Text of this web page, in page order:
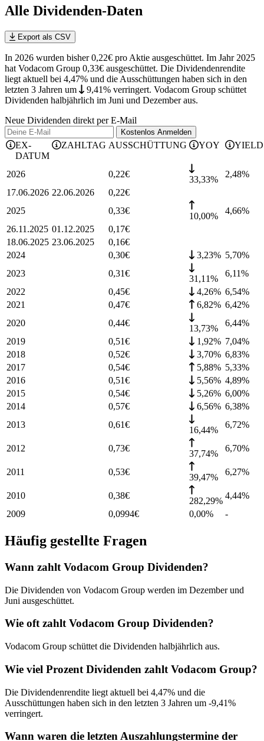
Alle Dividenden-Daten
Export als CSV
In 2026 wurden bisher 0,22€ pro Aktie ausgeschüttet. Im Jahr 2025
hat Vodacom Group 0,33€ ausgeschüttet. Die Dividendenrendite
liegt aktuell bei 4,47% und die Ausschüttungen haben sich in den
letzten 3 Jahren um 9,41% verringert. Vodacom Group schüttet
Dividenden halbjährlich im Juni und Dezember aus.
Neue Dividenden direkt per E-Mail
Kostenlos Anmelden
EX-
DATUM
ZAHLTAG AUSSCHÜTTUNG YOY YIELD
2026 0,22€
33,33%
2,48%
17.06.2026 22.06.2026 0,22€
2025
0,33€
10,00%
4,66%
26.11.2025 01.12.2025 0,17€
18.06.2025 23.06.2025 0,16€
2024
0,30€ 3,23% 5,70%
2023
0,31€
31,11%
6,11%
2022
0,45€ 4,26% 6,54%
2021
0,47€ 6,82% 6,42%
2020
0,44€
13,73%
6,44%
2019
0,51€ 1,92% 7,04%
2018
0,52€ 3,70% 6,83%
2017
0,54€ 5,88% 5,33%
2016
0,51€ 5,56% 4,89%
2015
0,54€ 5,26% 6,00%
2014
0,57€ 6,56% 6,38%
2013
0,61€
16,44%
6,72%
2012 0,73€
37,74%
6,70%
2011 0,53€
39,47%
6,27%
2010 0,38€
282,29%
4,44%
2009
0,0994€ 0,00% -
Häufig gestellte Fragen
Wann zahlt Vodacom Group Dividenden?
Die Dividenden von Vodacom Group werden im Dezember und
Juni ausgeschüttet.
Wie oft zahlt Vodacom Group Dividenden?
Vodacom Group schüttet die Dividenden halbjährlich aus.
Wie viel Prozent Dividenden zahlt Vodacom Group?
Die Dividendenrendite liegt aktuell bei 4,47% und die
Ausschüttungen haben sich in den letzten 3 Jahren um -9,41%
verringert.
Wann waren die letzten Auszahlungstermine der